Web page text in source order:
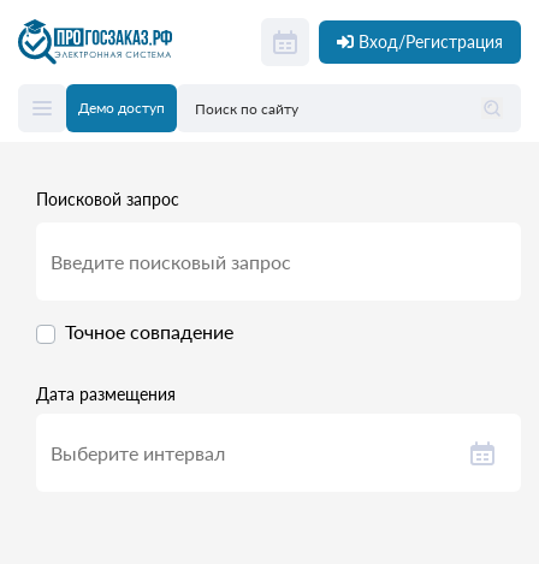
Вход/Регистрация
Демо доступ
Поисковой запрос
Точное совпадение
Дата размещения